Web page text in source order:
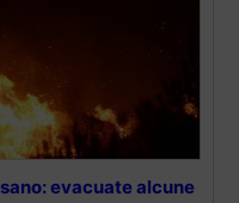
evacuate alcune